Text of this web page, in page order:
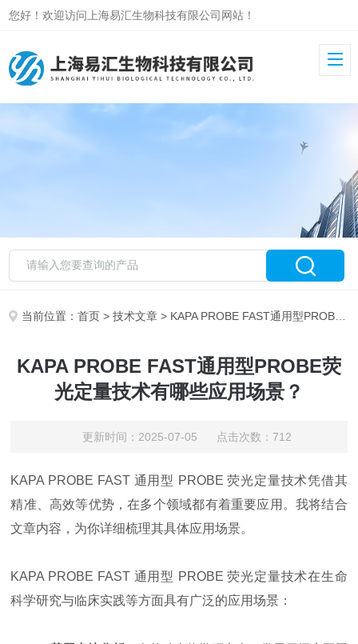
您好！欢迎访问上海易汇生物科技有限公司网站！
当前位置：首页 >技术文章 > KAPA PROBE FAST通用型PROBE荧光定量技术有哪些应用场景？
KAPA PROBE FAST通用型PROBE荧
光定量技术有哪些应用场景？
更新时间：2025-07-05 点击次数：712
KAPA PROBE FAST 通用型 PROBE 荧光定量技术凭借其
精准、高效等优势，在多个领域都有着重要应用。我将结合
文章内容，为你详细梳理其具体应用场景。
KAPA PROBE FAST 通用型 PROBE 荧光定量技术在生命
科学研究与临床实践等方面具有广泛的应用场景：